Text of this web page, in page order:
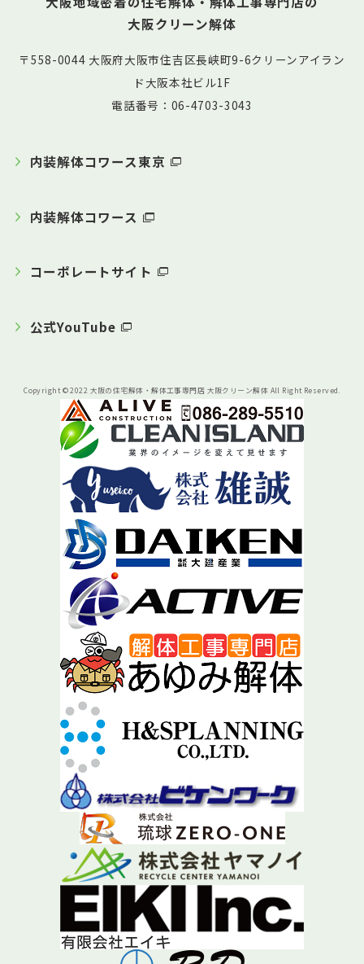
大阪クリーン解体
〒558-0044 大阪府大阪市住吉区長峡町9-6クリーンアイラン
ド大阪本社ビル1F
電話番号：06-4703-3043
内装解体コワース東京
内装解体コワース
コーポレートサイト
公式YouTube
Copyright © 2022 大阪の住宅解体・解体工事専門店 大阪クリーン解体 All Right Reserved.